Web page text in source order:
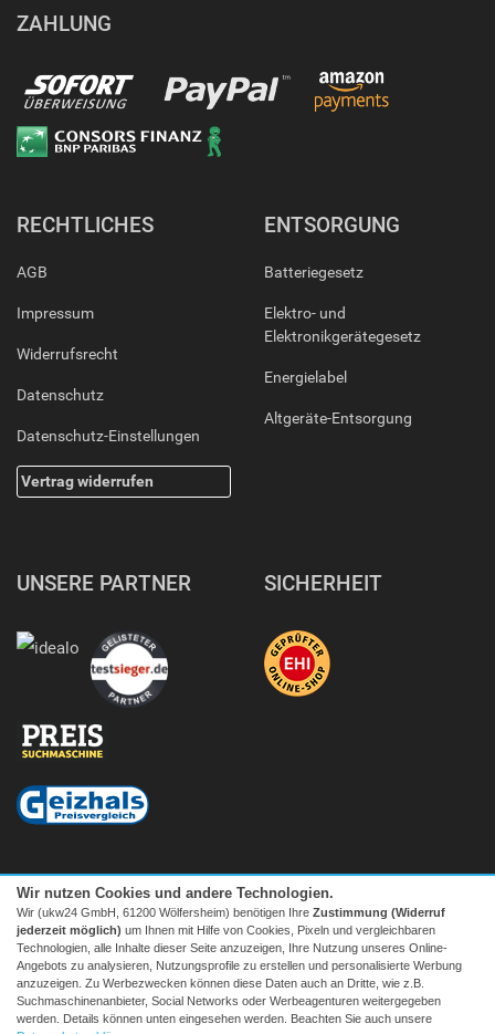
ZAHLUNG
RECHTLICHES
AGB
Impressum
Widerrufsrecht
Datenschutz
Datenschutz-Einstellungen
Vertrag widerrufen
ENTSORGUNG
Batteriegesetz
Elektro- und
Elektronikgerätegesetz
Energielabel
Altgeräte-Entsorgung
UNSERE PARTNER SICHERHEIT
Facebook| twitter
Wir nutzen Cookies und andere Technologien.
Wir (ukw24 GmbH, 61200 Wölfersheim) benötigen Ihre Zustimmung (Widerruf
jederzeit möglich) um Ihnen mit Hilfe von Cookies, Pixeln und vergleichbaren
Technologien, alle Inhalte dieser Seite anzuzeigen, Ihre Nutzung unseres Online-
Angebots zu analysieren, Nutzungsprofile zu erstellen und personalisierte Werbung
anzuzeigen. Zu Werbezwecken können diese Daten auch an Dritte, wie z.B.
Suchmaschinenanbieter, Social Networks oder Werbeagenturen weitergegeben
werden. Details können unten eingesehen werden. Beachten Sie auch unsere